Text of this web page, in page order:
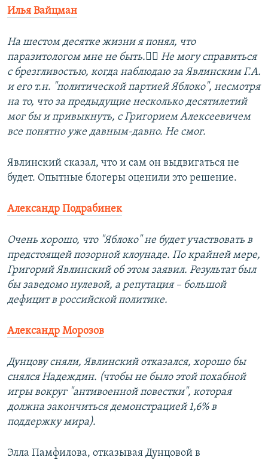
Илья Вайцман
На шестом десятке жизни я понял, что
паразитологом мне не быть.🤷‍♂️ Не могу справиться
с брезгливостью, когда наблюдаю за Явлинским Г.А.
и его т.н. "политической партией Яблоко", несмотря
на то, что за предыдущие несколько десятилетий
мог бы и привыкнуть, с Григорием Алексеевичем
все понятно уже давным-давно. Не смог.
Явлинский сказал, что и сам он выдвигаться не
будет. Опытные блогеры оценили это решение.
Александр Подрабинек
Очень хорошо, что "Яблоко" не будет участвовать в
предстоящей позорной клоунаде. По крайней мере,
Григорий Явлинский об этом заявил. Результат был
бы заведомо нулевой, а репутация – большой
дефицит в российской политике.
Александр Морозов
Дунцову сняли, Явлинский отказался, хорошо бы
снялся Надеждин. (чтобы не было этой похабной
игры вокруг "антивоенной повестки", которая
должна закончиться демонстрацией 1,6% в
поддержку мира).
Элла Памфилова, отказывая Дунцовой в